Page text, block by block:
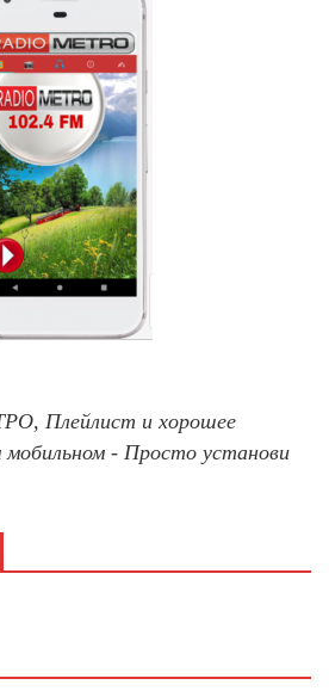
Плейлист и хорошее
мобильном - Просто установи